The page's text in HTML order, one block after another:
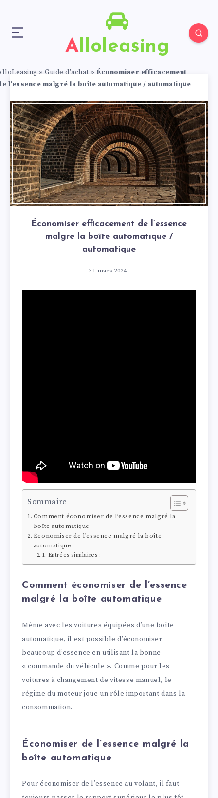
Alloleasing
» Guide d'achat » Économiser efficacement
l’essence malgré la boîte automatique / automatique
Économiser efficacement de l’essence
malgré la boîte automatique /
automatique
31 mars 2024
Sommaire
Comment économiser de l’essence malgré la
boîte automatique
Économiser de l’essence malgré la boîte
automatique
Entrées similaires :
Comment économiser de l’essence
malgré la boîte automatique
Même avec les voitures équipées d’une boîte
automatique, il est possible d’économiser
beaucoup d’essence en utilisant la bonne
« commande du véhicule ». Comme pour les
voitures à changement de vitesse manuel, le
régime du moteur joue un rôle important dans la
consommation.
Économiser de l’essence malgré la
boîte automatique
Pour économiser de l’essence au volant, il faut